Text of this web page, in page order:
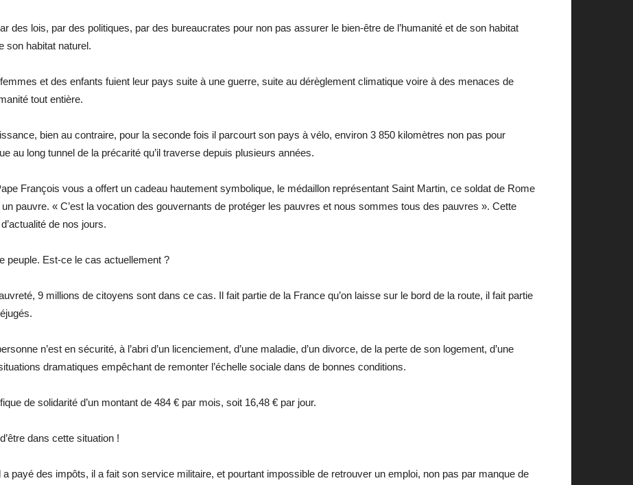
des lois, par des politiques, par des bureaucrates pour non pas assurer le bien-être de l’humanité et de son habitat
son habitat naturel.
et des enfants fuient leur pays suite à une guerre, suite au dérèglement climatique voire à des menaces de
tout entière.
bien au contraire, pour la seconde fois il parcourt son pays à vélo, environ 3 850 kilomètres non pas pour
au long tunnel de la précarité qu’il traverse depuis plusieurs années.
François vous a offert un cadeau hautement symbolique, le médaillon représentant Saint Martin, ce soldat de Rome
pauvre. « C’est la vocation des gouvernants de protéger les pauvres et nous sommes tous des pauvres ». Cette
de nos jours.
peuple. Est-ce le cas actuellement ?
9 millions de citoyens sont dans ce cas. Il fait partie de la France qu’on laisse sur le bord de la route, il fait partie
n’est en sécurité, à l’abri d’un licenciement, d’une maladie, d’un divorce, de la perte de son logement, d’une
dramatiques empêchant de remonter l’échelle sociale dans de bonnes conditions.
de solidarité d’un montant de 484 € par mois, soit 16,48 € par jour.
dans cette situation !
payé des impôts, il a fait son service militaire, et pourtant impossible de retrouver un emploi, non pas par manque de